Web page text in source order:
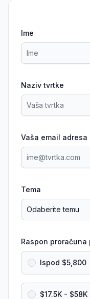
Ime
Naziv tvrtke
Vaša email adresa
Tema
Raspon proračuna
Ispod $5,800
$17.5K - $58K